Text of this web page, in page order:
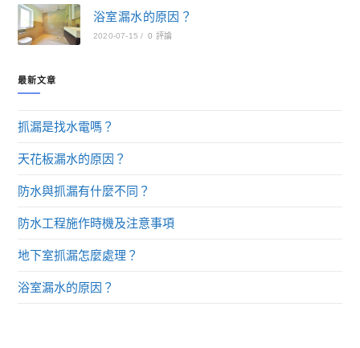
浴室漏水的原因？
2020-07-15 / 0 評論
最新文章
抓漏是找水電嗎？
天花板漏水的原因？
防水與抓漏有什麼不同？
防水工程施作時機及注意事項
地下室抓漏怎麼處理？
浴室漏水的原因？